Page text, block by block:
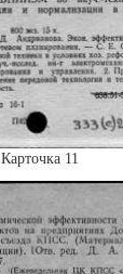
Карточка 11